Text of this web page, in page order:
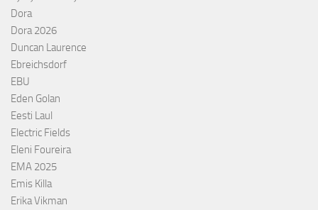
Dora
Dora 2026
Duncan Laurence
Ebreichsdorf
EBU
Eden Golan
Eesti Laul
Electric Fields
Eleni Foureira
EMA 2025
Emis Killa
Erika Vikman